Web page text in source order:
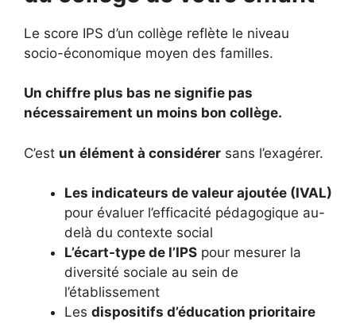
Le score IPS d’un collège reflète le niveau
socio-économique moyen des familles.
Un chiffre plus bas ne signifie pas
nécessairement un moins bon collège.
C’est un élément à considérer sans l’exagérer.
Les indicateurs de valeur ajoutée (IVAL)
pour évaluer l’efficacité pédagogique au-
delà du contexte social
L’écart-type de l’IPS pour mesurer la
diversité sociale au sein de
l’établissement
Les dispositifs d’éducation prioritaire